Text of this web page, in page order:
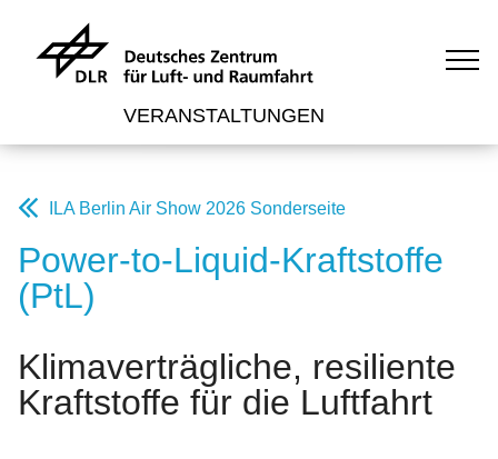
VERANSTALTUNGEN
ILA Berlin Air Show 2026 Sonderseite
Power-to-Liquid-Kraftstoffe
(PtL)
Klimaverträgliche, resiliente
Kraftstoffe für die Luftfahrt